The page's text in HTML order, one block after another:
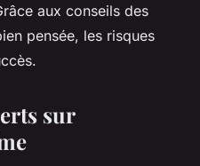
aux conseils des
pensée, les risques
sur